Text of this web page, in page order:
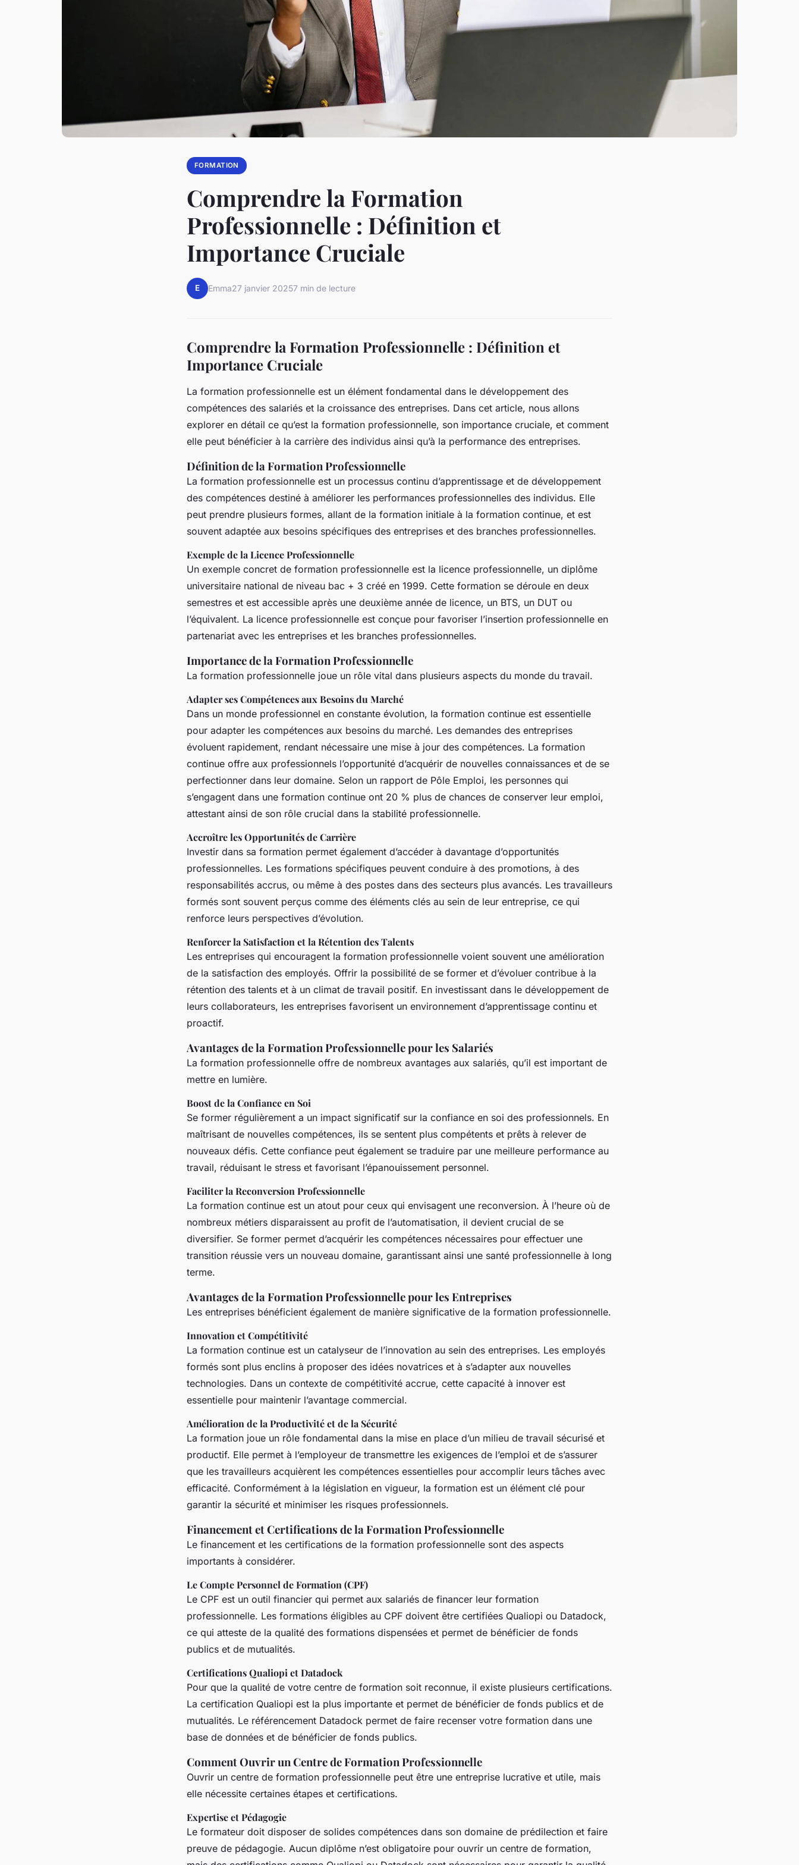
FORMATION
Comprendre la Formation
Professionnelle : Définition et
Importance Cruciale
E Emma27 janvier 20257 min de lecture
Comprendre la Formation Professionnelle : Définition et
Importance Cruciale
La formation professionnelle est un élément fondamental dans le développement des
compétences des salariés et la croissance des entreprises. Dans cet article, nous allons
explorer en détail ce qu’est la formation professionnelle, son importance cruciale, et comment
elle peut bénéficier à la carrière des individus ainsi qu’à la performance des entreprises.
Définition de la Formation Professionnelle
La formation professionnelle est un processus continu d’apprentissage et de développement
des compétences destiné à améliorer les performances professionnelles des individus. Elle
peut prendre plusieurs formes, allant de la formation initiale à la formation continue, et est
souvent adaptée aux besoins spécifiques des entreprises et des branches professionnelles.
Exemple de la Licence Professionnelle
Un exemple concret de formation professionnelle est la licence professionnelle, un diplôme
universitaire national de niveau bac + 3 créé en 1999. Cette formation se déroule en deux
semestres et est accessible après une deuxième année de licence, un BTS, un DUT ou
l’équivalent. La licence professionnelle est conçue pour favoriser l’insertion professionnelle en
partenariat avec les entreprises et les branches professionnelles.
Importance de la Formation Professionnelle
La formation professionnelle joue un rôle vital dans plusieurs aspects du monde du travail.
Adapter ses Compétences aux Besoins du Marché
Dans un monde professionnel en constante évolution, la formation continue est essentielle
pour adapter les compétences aux besoins du marché. Les demandes des entreprises
évoluent rapidement, rendant nécessaire une mise à jour des compétences. La formation
continue offre aux professionnels l’opportunité d’acquérir de nouvelles connaissances et de se
perfectionner dans leur domaine. Selon un rapport de Pôle Emploi, les personnes qui
s’engagent dans une formation continue ont 20 % plus de chances de conserver leur emploi,
attestant ainsi de son rôle crucial dans la stabilité professionnelle.
Accroître les Opportunités de Carrière
Investir dans sa formation permet également d’accéder à davantage d’opportunités
professionnelles. Les formations spécifiques peuvent conduire à des promotions, à des
responsabilités accrus, ou même à des postes dans des secteurs plus avancés. Les travailleurs
formés sont souvent perçus comme des éléments clés au sein de leur entreprise, ce qui
renforce leurs perspectives d’évolution.
Renforcer la Satisfaction et la Rétention des Talents
Les entreprises qui encouragent la formation professionnelle voient souvent une amélioration
de la satisfaction des employés. Offrir la possibilité de se former et d’évoluer contribue à la
rétention des talents et à un climat de travail positif. En investissant dans le développement de
leurs collaborateurs, les entreprises favorisent un environnement d’apprentissage continu et
proactif.
Avantages de la Formation Professionnelle pour les Salariés
La formation professionnelle offre de nombreux avantages aux salariés, qu’il est important de
mettre en lumière.
Boost de la Confiance en Soi
Se former régulièrement a un impact significatif sur la confiance en soi des professionnels. En
maîtrisant de nouvelles compétences, ils se sentent plus compétents et prêts à relever de
nouveaux défis. Cette confiance peut également se traduire par une meilleure performance au
travail, réduisant le stress et favorisant l’épanouissement personnel.
Faciliter la Reconversion Professionnelle
La formation continue est un atout pour ceux qui envisagent une reconversion. À l’heure où de
nombreux métiers disparaissent au profit de l’automatisation, il devient crucial de se
diversifier. Se former permet d’acquérir les compétences nécessaires pour effectuer une
transition réussie vers un nouveau domaine, garantissant ainsi une santé professionnelle à long
terme.
Avantages de la Formation Professionnelle pour les Entreprises
Les entreprises bénéficient également de manière significative de la formation professionnelle.
Innovation et Compétitivité
La formation continue est un catalyseur de l’innovation au sein des entreprises. Les employés
formés sont plus enclins à proposer des idées novatrices et à s’adapter aux nouvelles
technologies. Dans un contexte de compétitivité accrue, cette capacité à innover est
essentielle pour maintenir l’avantage commercial.
Amélioration de la Productivité et de la Sécurité
La formation joue un rôle fondamental dans la mise en place d’un milieu de travail sécurisé et
productif. Elle permet à l’employeur de transmettre les exigences de l’emploi et de s’assurer
que les travailleurs acquièrent les compétences essentielles pour accomplir leurs tâches avec
efficacité. Conformément à la législation en vigueur, la formation est un élément clé pour
garantir la sécurité et minimiser les risques professionnels.
Financement et Certifications de la Formation Professionnelle
Le financement et les certifications de la formation professionnelle sont des aspects
importants à considérer.
Le Compte Personnel de Formation (CPF)
Le CPF est un outil financier qui permet aux salariés de financer leur formation
professionnelle. Les formations éligibles au CPF doivent être certifiées Qualiopi ou Datadock,
ce qui atteste de la qualité des formations dispensées et permet de bénéficier de fonds
publics et de mutualités.
Certifications Qualiopi et Datadock
Pour que la qualité de votre centre de formation soit reconnue, il existe plusieurs certifications.
La certification Qualiopi est la plus importante et permet de bénéficier de fonds publics et de
mutualités. Le référencement Datadock permet de faire recenser votre formation dans une
base de données et de bénéficier de fonds publics.
Comment Ouvrir un Centre de Formation Professionnelle
Ouvrir un centre de formation professionnelle peut être une entreprise lucrative et utile, mais
elle nécessite certaines étapes et certifications.
Expertise et Pédagogie
Le formateur doit disposer de solides compétences dans son domaine de prédilection et faire
preuve de pédagogie. Aucun diplôme n’est obligatoire pour ouvrir un centre de formation,